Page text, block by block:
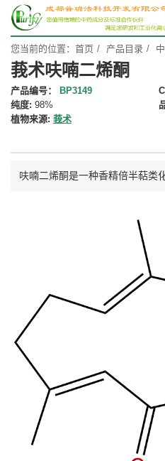
您当前的位置： 首页 产品目录
莪术呋喃二烯酮
产品编号： BP3149
纯度: 98%
植物来源: 莪术
呋喃二烯酮是一种香精倍半萜类